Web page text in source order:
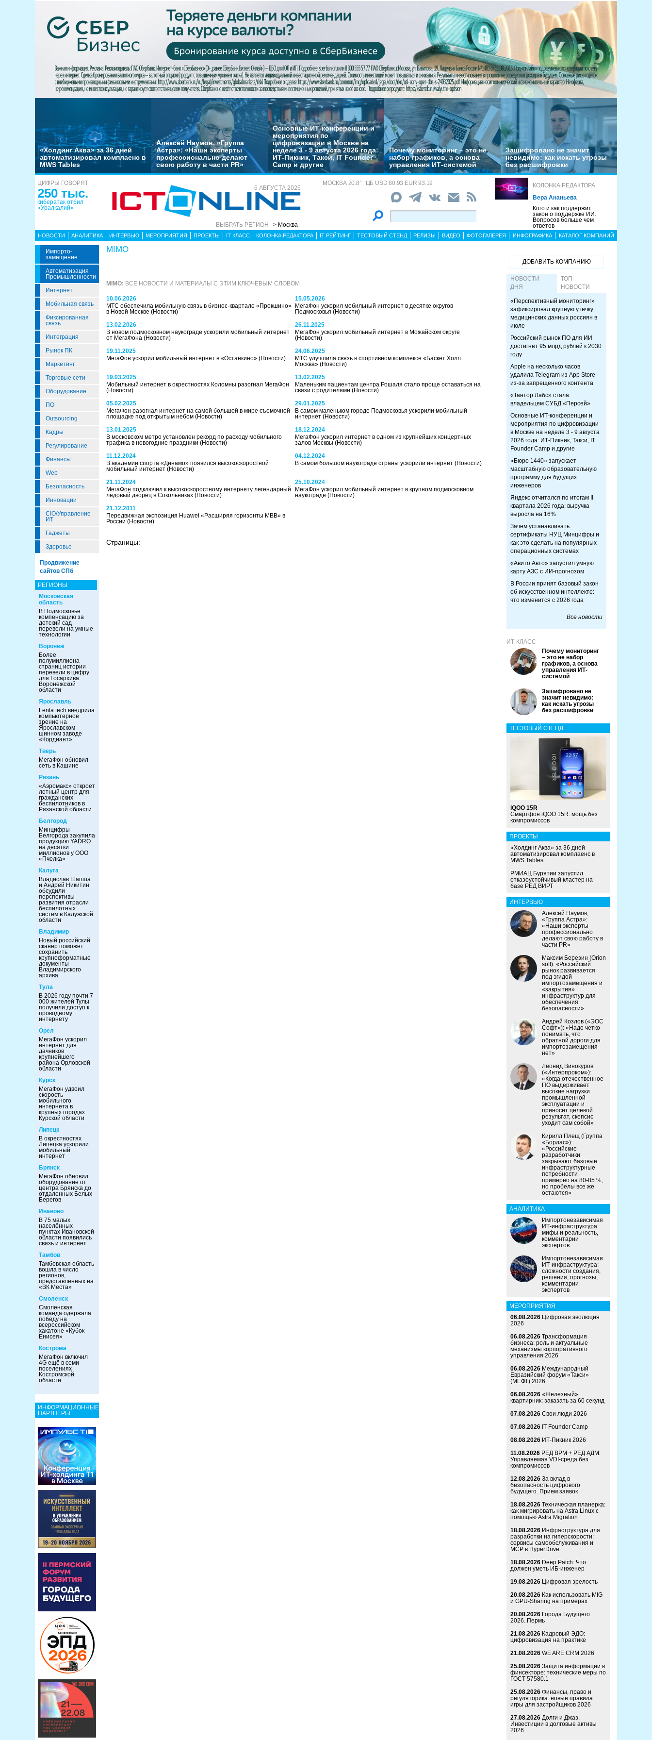
«Холдинг Аква» за 36 дней
автоматизировал комплаенс в
MWS Tables
Алексей Наумов, «Группа
Астра»: «Наши эксперты
профессионально делают
свою работу в части PR»
Основные ИТ-конференции и
мероприятия по
цифровизации в Москве на
неделе 3 - 9 августа 2026 года:
ИТ-Пикник, Такси, IT Founder
Camp и другие
Почему мониторинг – это не
набор графиков, а основа
управления ИТ-системой
Зашифровано не значит
невидимо: как искать угрозы
без расшифровки
ЦИФРЫ ГОВОРЯТ
250 тыс.
кибератак отбил
«Уралкалий»
6 АВГУСТА 2026
ВЫБРАТЬ РЕГИОН > Москва
МОСКВА 20.8° ЦБ USD 80.93 EUR 93.19
КОЛОНКА РЕДАКТОРА
Вера Ананьева
Кого и как поддержит
закон о поддержке ИИ.
Вопросов больше чем
ответов
НОВОСТИ АНАЛИТИКА ИНТЕРВЬЮ МЕРОПРИЯТИЯ ПРОЕКТЫ IT КЛАСС КОЛОНКА РЕДАКТОРА IT РЕЙТИНГ ТЕСТОВЫЙ СТЕНД РЕЛИЗЫ ВИДЕО ФОТОГАЛЕРЕЯ ИНФОГРАФИКА КАТАЛОГ КОМПАНИЙ
Импорто­
Замещение
Автоматизация
Промышленности
Интернет
Мобильная связь
Фиксированная
связь
Интеграция
Рынок ПК
Маркетинг
Торговые сети
Оборудование
ПО
Outsourcing
Кадры
Регулирование
Финансы
Web
Безопасность
Инновации
CIO/Управление
ИТ
Гаджеты
Здоровье
Продвижение
сайтов СПб
РЕГИОНЫ
Московская
область
В Подмосковье
компенсацию за
детский сад
перевели на умные
технологии
Воронеж
Более
полумиллиона
страниц истории
перевели в цифру
для Госархива
Воронежской
области
Ярославль
Lenta tech внедрила
компьютерное
зрение на
Ярославском
шинном заводе
«Кордиант»
Тверь
МегаФон обновил
сеть в Кашине
Рязань
«Аэромакс» откроет
летный центр для
гражданских
беспилотников в
Рязанской области
Белгород
Минцифры
Белгорода закупила
продукцию YADRO
на десятки
миллионов у ООО
«Пчелка»
Калуга
Владислав Шапша
и Андрей Никитин
обсудили
перспективы
развития отрасли
беспилотных
систем в Калужской
области
Владимир
Новый российский
сканер поможет
сохранить
крупноформатные
документы
Владимирского
архива
Тула
В 2026 году почти 7
000 жителей Тулы
получили доступ к
проводному
интернету
Орел
МегаФон ускорил
интернет для
дачников
крупнейшего
района Орловской
области
Курск
МегаФон удвоил
скорость
мобильного
интернета в
крупных городах
Курской области
Липецк
В окрестностях
Липецка ускорили
мобильный
интернет
Брянск
МегаФон обновил
оборудование от
центра Брянска до
отдаленных Белых
Берегов
Иваново
В 75 малых
населённых
пунктах Ивановской
области появились
связь и интернет
Тамбов
Тамбовская область
вошла в число
регионов,
представленных на
«ВК Места»
Смоленск
Смоленская
команда одержала
победу на
всероссийском
хакатоне «Кубок
Енисея»
Кострома
МегаФон включил
4G ещё в семи
поселениях
Костромской
области
ИНФОРМАЦИОННЫЕ
ПАРТНЕРЫ
MIMO
MIMO: ВСЕ НОВОСТИ И МАТЕРИАЛЫ С ЭТИМ КЛЮЧЕВЫМ СЛОВОМ
10.06.2026
МТС обеспечила мобильную связь в бизнес-квартале «Прокшино»
в Новой Москве (Новости)
15.05.2026
МегаФон ускорил мобильный интернет в десятке округов
Подмосковья (Новости)
13.02.2026
В новом подмосковном наукограде ускорили мобильный интернет
от МегаФона (Новости)
26.11.2025
МегаФон ускорил мобильный интернет в Можайском округе
(Новости)
19.11.2025
МегаФон ускорил мобильный интернет в «Останкино» (Новости)
24.06.2025
МТС улучшила связь в спортивном комплексе «Баскет Холл
Москва» (Новости)
19.03.2025
Мобильный интернет в окрестностях Коломны разогнал МегаФон
(Новости)
13.02.2025
Маленьким пациентам центра Рошаля стало проще оставаться на
связи с родителями (Новости)
05.02.2025
МегаФон разогнал интернет на самой большой в мире съемочной
площадке под открытым небом (Новости)
29.01.2025
В самом маленьком городе Подмосковья ускорили мобильный
интернет (Новости)
13.01.2025
В московском метро установлен рекорд по расходу мобильного
трафика в новогодние праздники (Новости)
18.12.2024
МегаФон ускорил интернет в одном из крупнейших концертных
залов Москвы (Новости)
11.12.2024
В академии спорта «Динамо» появился высокоскоростной
мобильный интернет (Новости)
04.12.2024
В самом большом наукограде страны ускорили интернет (Новости)
21.11.2024
МегаФон подключил к высокоскоростному интернету легендарный
ледовый дворец в Сокольниках (Новости)
25.10.2024
МегаФон ускорил мобильный интернет в крупном подмосковном
наукограде (Новости)
21.12.2011
Передвижная экспозиция Huawei «Расширяя горизонты МВВ» в
России (Новости)
Страницы:
ДОБАВИТЬ КОМПАНИЮ
НОВОСТИ
ДНЯ
ТОП-
НОВОСТИ
«Перспективный мониторинг»
зафиксировал крупную утечку
медицинских данных россиян в
июле
Российский рынок ПО для ИИ
достигнет 95 млрд рублей к 2030
году
Apple на несколько часов
удалила Telegram из App Store
из-за запрещенного контента
«Тантор Лабс» стала
владельцем СУБД «Персей»
Основные ИТ-конференции и
мероприятия по цифровизации
в Москве на неделе 3 - 9 августа
2026 года: ИТ-Пикник, Такси, IT
Founder Camp и другие
«Бюро 1440» запускает
масштабную образовательную
программу для будущих
инженеров
Яндекс отчитался по итогам II
квартала 2026 года: выручка
выросла на 16%
Зачем устанавливать
сертификаты НУЦ Минцифры и
как это сделать на популярных
операционных системах
«Авито Авто» запустил умную
карту АЗС с ИИ-прогнозом
В России принят базовый закон
об искусственном интеллекте:
что изменится с 2026 года
Все новости
ИТ-КЛАСС
Почему мониторинг
– это не набор
графиков, а основа
управления ИТ-
системой
Зашифровано не
значит невидимо:
как искать угрозы
без расшифровки
ТЕСТОВЫЙ СТЕНД
iQOO 15R
Смартфон iQOO 15R: мощь без
компромиссов
ПРОЕКТЫ
«Холдинг Аква» за 36 дней
автоматизировал комплаенс в
MWS Tables
РМИАЦ Бурятии запустил
отказоустойчивый кластер на
базе РЕД ВИРТ
ИНТЕРВЬЮ
Алексей Наумов,
«Группа Астра»:
«Наши эксперты
профессионально
делают свою работу в
части PR»
Максим Березин (Orion
soft): «Российский
рынок развивается
под эгидой
импортозамещения и
«закрытия»
инфраструктур для
обеспечения
безопасности»
Андрей Козлов («ЭОС
Софт»): «Надо четко
понимать, что
обратной дороги для
импортозамещения
нет»
Леонид Винокуров
(«Интерпроком»):
«Когда отечественное
ПО выдерживает
высокие нагрузки
промышленной
эксплуатации и
приносит целевой
результат, скепсис
уходит сам собой»
Кирилл Плещ (Группа
«Борлас»):
«Российские
разработчики
закрывают базовые
инфраструктурные
потребности
примерно на 80-85 %,
но пробелы все же
остаются»
АНАЛИТИКА
Импортонезависимая
ИТ-инфраструктура:
мифы и реальность,
комментарии
экспертов
Импортонезависимая
ИТ-инфраструктура:
сложности создания,
решения, прогнозы,
комментарии
экспертов
МЕРОПРИЯТИЯ
06.08.2026 Цифровая эволюция
2026
06.08.2026 Трансформация
бизнеса: роль и актуальные
механизмы корпоративного
управления 2026
06.08.2026 Международный
Евразийский форум «Такси»
(МЕФТ) 2026
06.08.2026 «Железный»
квартирник: заказать за 60 секунд
07.08.2026 Свои люди 2026
07.08.2026 IT Founder Camp
08.08.2026 ИТ-Пикник 2026
11.08.2026 РЕД ВРМ + РЕД АДМ:
Управляемая VDI-среда без
компромиссов
12.08.2026 За вклад в
безопасность цифрового
будущего. Прием заявок
18.08.2026 Техническая планерка:
как мигрировать на Astra Linux с
помощью Astra Migration
18.08.2026 Инфраструктура для
разработки на гиперскорости:
сервисы самообслуживания и
MCP в HyperDrive
18.08.2026 Deep Patch: Что
должен уметь ИБ-инженер
19.08.2026 Цифровая зрелость
20.08.2026 Как использовать MIG
и GPU-Sharing на примерах
20.08.2026 Города Будущего
2026. Пермь
21.08.2026 Кадровый ЭДО:
цифровизация на практике
21.08.2026 WE ARE CRM 2026
25.08.2026 Защита информации в
финсекторе: технические меры по
ГОСТ 57580.1
25.08.2026 Финансы, право и
регуляторика: новые правила
игры для застройщиков 2026
27.08.2026 Долги и Джаз.
Инвестиции в долговые активы
2026